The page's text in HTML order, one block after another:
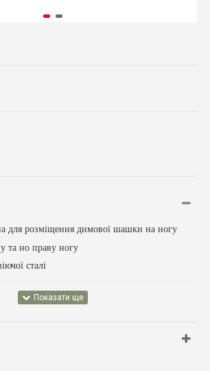
для розміщення димової шашки на ногу